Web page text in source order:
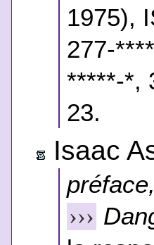
1975),
277-
*****-*,
23.
Isaac
›››